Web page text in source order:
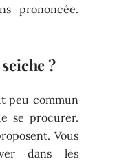
prononcée.
?
peu commun
se procurer.
Vous
dans les